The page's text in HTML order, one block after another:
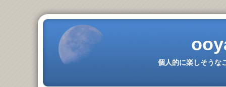
個人的に楽しそうな